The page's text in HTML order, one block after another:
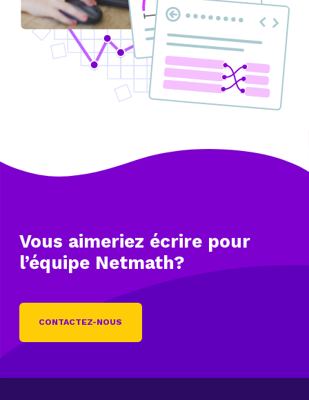
Vous aimeriez écrire pour
l’équipe Netmath?
CONTACTEZ-NOUS